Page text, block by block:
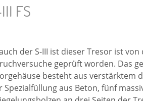
FS
der S-III ist dieser Tresor ist von
geprüft worden. Das
besteht aus verstärktem
Spezialfüllung aus Beton, fünf